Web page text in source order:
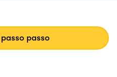
passo